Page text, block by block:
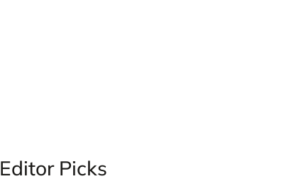
Editor Picks